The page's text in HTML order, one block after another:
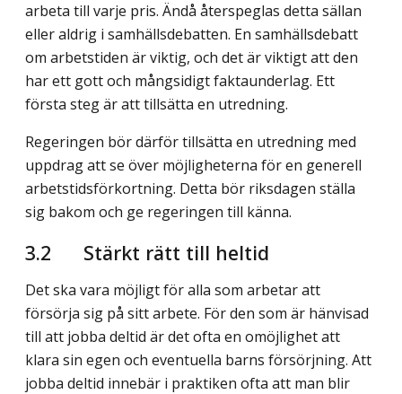
arbeta till varje pris. Ändå återspeglas detta sällan
eller aldrig i samhällsdebatten. En samhällsdebatt
om arbetstiden är viktig, och det är viktigt att den
har ett gott och mångsidigt faktaunderlag. Ett
första steg är att tillsätta en utredning.
Regeringen bör därför tillsätta en utredning med
uppdrag att se över möjligheterna för en generell
arbetstidsförkortning. Detta bör riksdagen ställa
sig bakom och ge regeringen till känna.
3.2 Stärkt rätt till heltid
Det ska vara möjligt för alla som arbetar att
försörja sig på sitt arbete. För den som är hänvisad
till att jobba deltid är det ofta en omöjlighet att
klara sin egen och eventuella barns försörjning. Att
jobba deltid innebär i praktiken ofta att man blir